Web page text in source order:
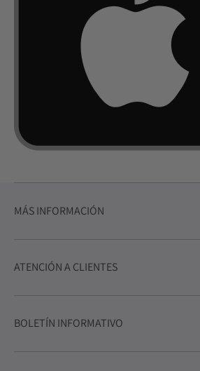
MÁS INFORMACIÓN
ATENCIÓN A CLIENTES
BOLETÍN INFORMATIVO